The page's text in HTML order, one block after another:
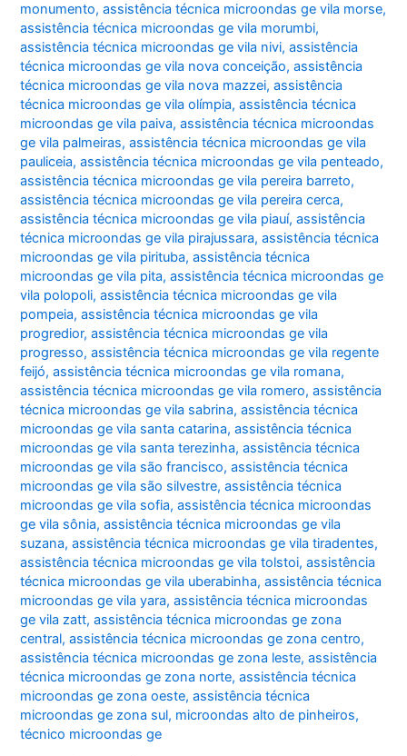
monumento,assistência técnica microondas ge vila morse,
assistência técnica microondas ge vila morumbi,
assistência técnica microondas ge vila nivi,assistência
técnica microondas ge vila nova conceição,assistência
técnica microondas ge vila nova mazzei,assistência
técnica microondas ge vila olímpia,assistência técnica
microondas ge vila paiva,assistência técnica microondas
ge vila palmeiras,assistência técnica microondas ge vila
pauliceia,assistência técnica microondas ge vila penteado,
assistência técnica microondas ge vila pereira barreto,
assistência técnica microondas ge vila pereira cerca,
assistência técnica microondas ge vila piauí,assistência
técnica microondas ge vila pirajussara,assistência técnica
microondas ge vila pirituba,assistência técnica
microondas ge vila pita,assistência técnica microondas ge
vila polopoli,assistência técnica microondas ge vila
pompeia,assistência técnica microondas ge vila
progredior,assistência técnica microondas ge vila
progresso,assistência técnica microondas ge vila regente
feijó,assistência técnica microondas ge vila romana,
assistência técnica microondas ge vila romero,assistência
técnica microondas ge vila sabrina,assistência técnica
microondas ge vila santa catarina,assistência técnica
microondas ge vila santa terezinha,assistência técnica
microondas ge vila são francisco,assistência técnica
microondas ge vila são silvestre,assistência técnica
microondas ge vila sofia,assistência técnica microondas
ge vila sônia,assistência técnica microondas ge vila
suzana,assistência técnica microondas ge vila tiradentes,
assistência técnica microondas ge vila tolstoi,assistência
técnica microondas ge vila uberabinha,assistência técnica
microondas ge vila yara,assistência técnica microondas
ge vila zatt,assistência técnica microondas ge zona
central,assistência técnica microondas ge zona centro,
assistência técnica microondas ge zona leste,assistência
técnica microondas ge zona norte,assistência técnica
microondas ge zona oeste,assistência técnica
microondas ge zona sul, microondas alto de pinheiros,
técnico microondas ge